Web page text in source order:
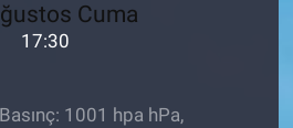
Cuma
17:30
1001 hpa hPa,
Mamüller